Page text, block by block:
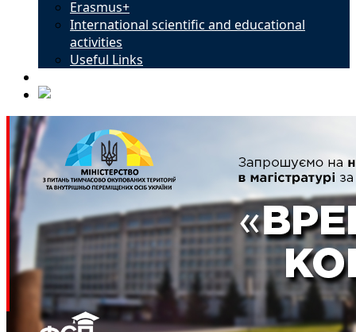
Erasmus+
International scientific and educational
activities
Useful Links